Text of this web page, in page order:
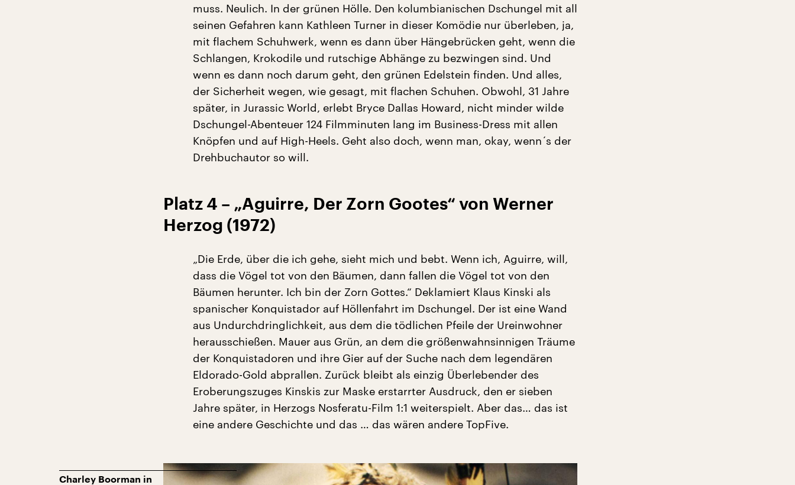
muss. Neulich. In der grünen Hölle. Den kolumbianischen Dschungel mit all
seinen Gefahren kann Kathleen Turner in dieser Komödie nur überleben, ja,
mit flachem Schuhwerk, wenn es dann über Hängebrücken geht, wenn die
Schlangen, Krokodile und rutschige Abhänge zu bezwingen sind. Und
wenn es dann noch darum geht, den grünen Edelstein finden. Und alles,
der Sicherheit wegen, wie gesagt, mit flachen Schuhen. Obwohl, 31 Jahre
später, in Jurassic World, erlebt Bryce Dallas Howard, nicht minder wilde
Dschungel-Abenteuer 124 Filmminuten lang im Business-Dress mit allen
Knöpfen und auf High-Heels. Geht also doch, wenn man, okay, wenn´s der
Drehbuchautor so will.
Platz 4 – „Aguirre, Der Zorn Gootes“ von Werner
Herzog (1972)
„Die Erde, über die ich gehe, sieht mich und bebt. Wenn ich, Aguirre, will,
dass die Vögel tot von den Bäumen, dann fallen die Vögel tot von den
Bäumen herunter. Ich bin der Zorn Gottes.“ Deklamiert Klaus Kinski als
spanischer Konquistador auf Höllenfahrt im Dschungel. Der ist eine Wand
aus Undurchdringlichkeit, aus dem die tödlichen Pfeile der Ureinwohner
herausschießen. Mauer aus Grün, an dem die größenwahnsinnigen Träume
der Konquistadoren und ihre Gier auf der Suche nach dem legendären
Eldorado-Gold abprallen. Zurück bleibt als einzig Überlebender des
Eroberungszuges Kinskis zur Maske erstarrter Ausdruck, den er sieben
Jahre später, in Herzogs Nosferatu-Film 1:1 weiterspielt. Aber das… das ist
eine andere Geschichte und das … das wären andere TopFive.
Charley Boorman in